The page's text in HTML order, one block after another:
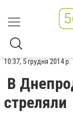
10:37, 5 грудня 2014 р.
В
стреляли